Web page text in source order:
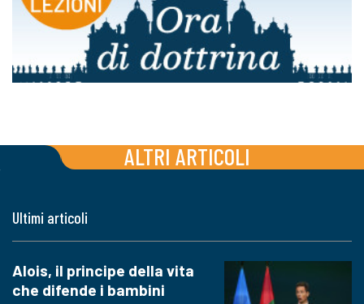
ALTRI ARTICOLI
Ultimi articoli
Alois, il principe della vita
che difende i bambini